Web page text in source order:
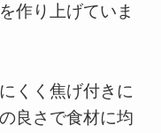
作り上げていま
くく焦げ付きに
良さで食材に均